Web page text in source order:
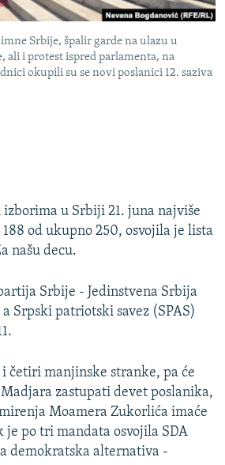
Srbije, špalir garde na ulazu u
ali i protest ispred parlamenta, na
okupili su se novi poslanici 12. saziva
u Srbiji 21. juna najviše
od ukupno 250, osvojila je lista
našu decu.
Srbije - Jedinstvena Srbija
Srpski patriotski savez (SPAS)
četiri manjinske stranke, pa će
zastupati devet poslanika,
Moamera Zukorlića imaće
po tri mandata osvojila SDA
demokratska alternativa -